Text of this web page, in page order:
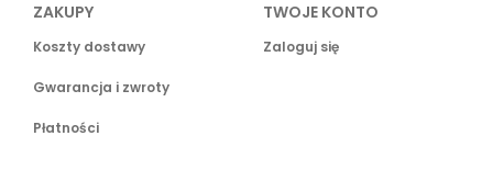
ZAKUPY
Koszty dostawy
Gwarancja i zwroty
Płatności
TWOJE KONTO
Zaloguj się